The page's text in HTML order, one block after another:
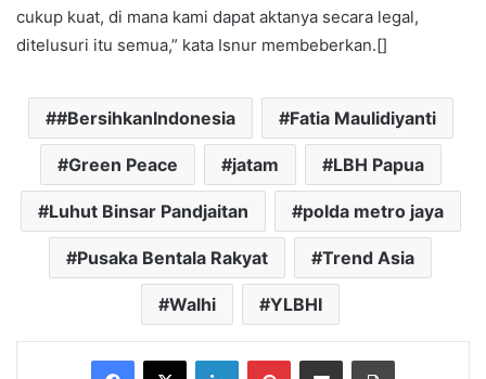
cukup kuat, di mana kami dapat aktanya secara legal,
ditelusuri itu semua,” kata Isnur membeberkan.[]
#BersihkanIndonesia Fatia Maulidiyanti
Green Peace jatam LBH Papua
Luhut Binsar Pandjaitan polda metro jaya
Pusaka Bentala Rakyat Trend Asia
Walhi YLBHI
Facebook
X LinkedInPinterestShare via Email Print